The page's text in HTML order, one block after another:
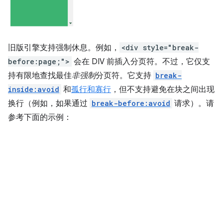
旧版引擎支持强制休息。例如，
<div style="break-
before:page;"> 会在 DIV 前插入分页符。不过，它仅支
持有限地查找最佳非强制分页符。它支持 break-
inside:avoid 和孤行和寡行 ，但不支持避免在块之间出现
换行（例如，如果通过 break-before:avoid 请求）。请
参考下面的示例：